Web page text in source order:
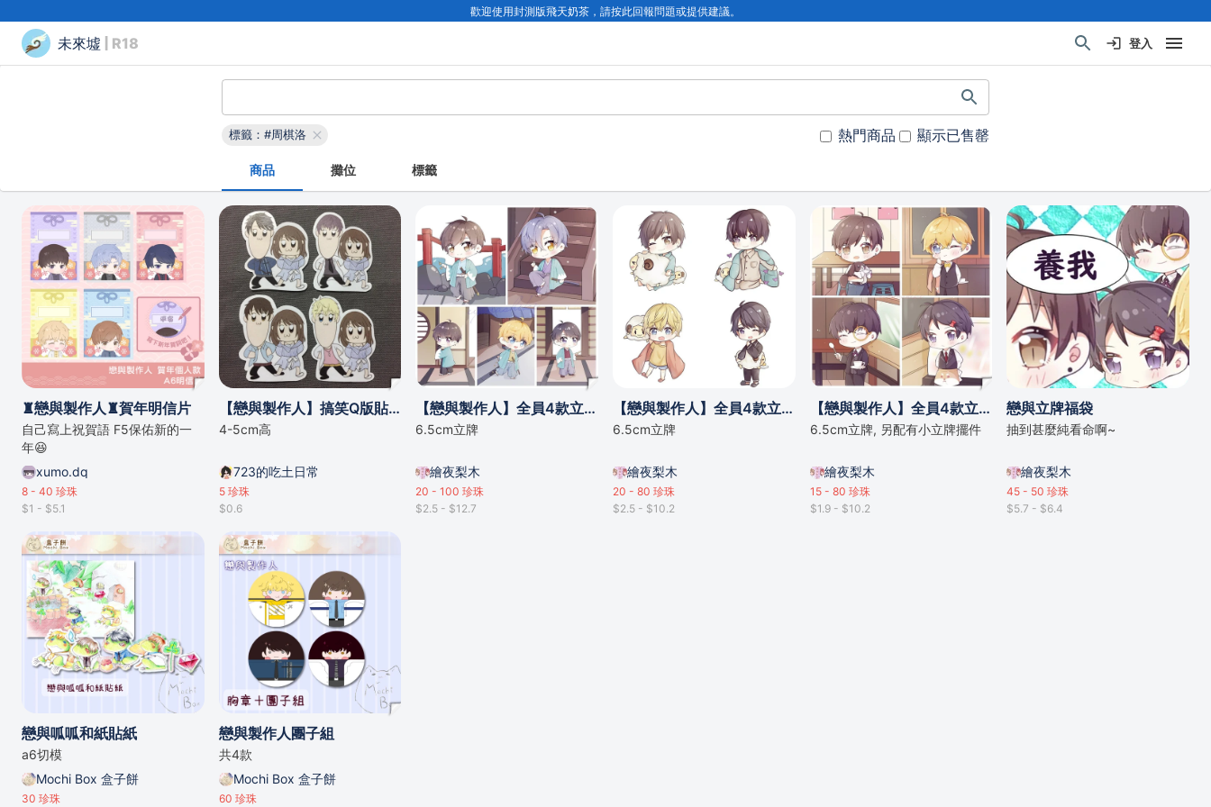
歡迎使用封測版飛天奶茶，請按此回報問題或提供建議。
未來墟 | R18 登入
標籤：#周棋洛 熱門商品 顯示已售罄
商品 攤位 標籤
♜戀與製作人♜賀年明信片
自己寫上祝賀語 F5保佑新的一
年😆
xumo.dq
8 - 40 珍珠
$1 - $5.1
【戀與製作人】搞笑Q版貼紙
4-5cm高
723的吃土日常
5珍珠
$0.6
【戀與製作人】全員4款立牌/明信片 - 新選組款
6.5cm立牌
繪夜梨木
20 - 100 珍珠
$2.5 - $12.7
【戀與製作人】全員4款立牌 - 睡衣款
6.5cm立牌
繪夜梨木
20 - 80 珍珠
$2.5 - $10.2
【戀與製作人】全員4款立牌/明信片 - 咖啡店款
6.5cm立牌, 另配有小立牌擺件
繪夜梨木
15 - 80 珍珠
$1.9 - $10.2
戀與立牌福袋
抽到甚麼純看命啊~
繪夜梨木
45 - 50 珍珠
$5.7 - $6.4
戀與呱呱和紙貼紙
a6切模
Mochi Box 盒子餅
30 珍珠
戀與製作人團子組
共4款
Mochi Box 盒子餅
60 珍珠